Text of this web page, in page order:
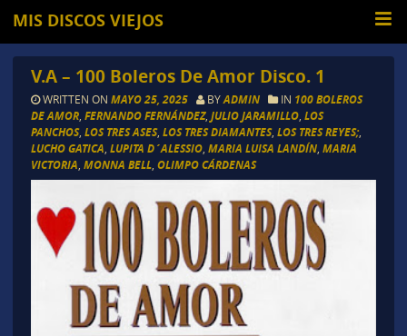
MIS DISCOS VIEJOS
V.A – 100 Boleros De Amor Disco. 1
WRITTEN ON MAYO 25, 2025 BYADMIN IN 100 BOLEROS
DE AMOR, FERNANDO FERNÁNDEZ, JULIO JARAMILLO, LOS
PANCHOS, LOS TRES ASES, LOS TRES DIAMANTES, LOS TRES REYES;,
LUCHO GATICA LUPITA D´ALESSIO, MARIA LUISA LANDÍN, MARIA
VICTORIA MONNA BELL, OLIMPO CÁRDENAS